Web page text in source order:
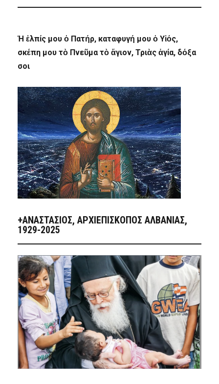
Ἡ ἐλπίς μου ὁ Πατήρ, καταφυγή μου ὁ Υἱός,
σκέπη μου τὸ Πνεῦμα τὸ ἅγιον, Τριὰς ἁγία, δόξα
σοι
+ΑΝΑΣΤΆΣΙΟΣ, ΑΡΧΙΕΠΊΣΚΟΠΟΣ ΑΛΒΑΝΊΑΣ,
1929-2025